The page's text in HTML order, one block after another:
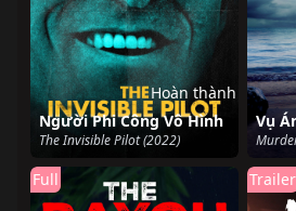
Người Phi Công Vô Hình
The Invisible Pilot (2022)
Hoàn thành
Full Trailer